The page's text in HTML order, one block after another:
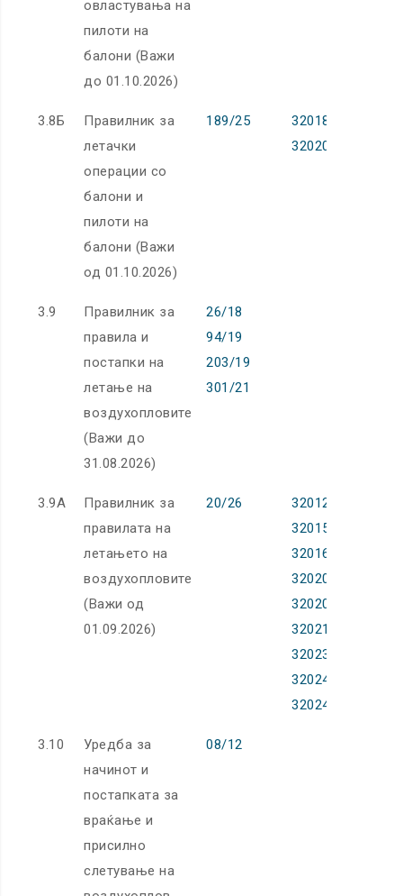
овластувања на
пилоти на
балони (Важи
до 01.10.2026)
3.8Б
Правилник за
летачки
операции со
балони и
пилоти на
балони (Важи
од 01.10.2026)
189/25
32018R0395
32020R0357
3.9
Правилник за
правила и
постапки на
летање на
воздухопловите
(Важи до
31.08.2026)
26/18
94/19
203/19
301/21
3.9А
Правилник за
правилата на
летањето на
воздухопловите
(Важи од
01.09.2026)
20/26
32012R0923
32015R0340
32016R1185
32020R0469
32020R1177
32021R0666
32023R1772
32024R0404
32024R1111
3.10
Уредба за
начинот и
постапката за
враќање и
присилно
слетување на
08/12